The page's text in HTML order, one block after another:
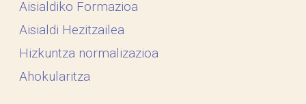
Aisialdiko Formazioa
Aisialdi Hezitzailea
Hizkuntza normalizazioa
Ahokularitza